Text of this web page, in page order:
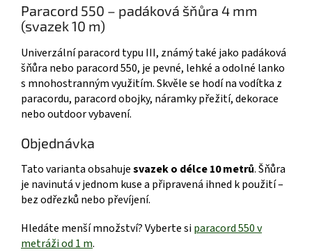
Paracord 550 – padáková šňůra 4 mm
(svazek 10 m)
Univerzální paracord typu III, známý také jako padáková
šňůra nebo paracord 550, je pevné, lehké a odolné lanko
s mnohostranným využitím. Skvěle se hodí na vodítka z
paracordu, paracord obojky, náramky přežití, dekorace
nebo outdoor vybavení.
Objednávka
Tato varianta obsahujesvazek o délce 10 metrů. Šňůra
je navinutá v jednom kuse a připravená ihned k použití –
bez odřezků nebo převíjení.
Hledáte menší množství? Vyberte siparacord 550 v
metráži od 1 m.